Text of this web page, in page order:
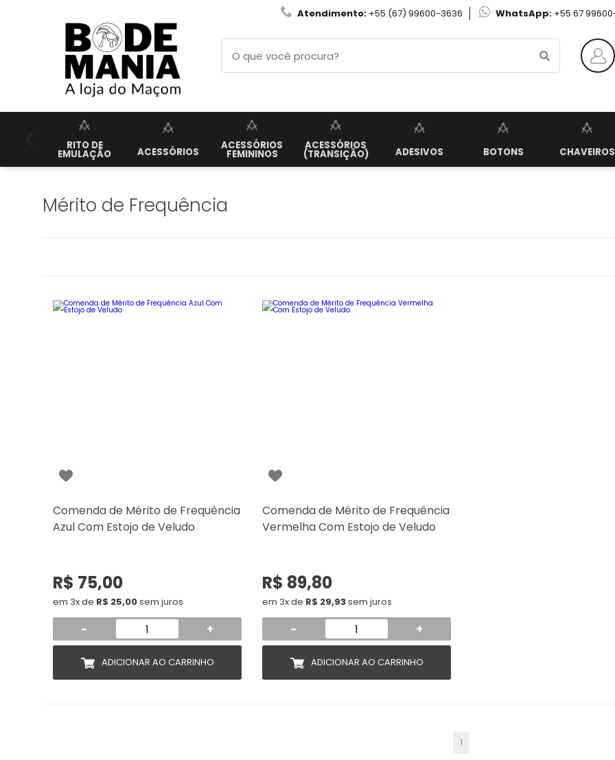
Atendimento: +55 (67) 99600-3636 WhatsApp: +55 67
RITO DE
EMULAÇÃO ACESSÓRIOS
ACESSÓRIOS
FEMININOS
ACESSÓRIOS
(TRANSIÇÃO) ADESIVOS BOTONS CHAVEIROS
Mérito de Frequência
Comenda de Mérito de Frequência
Azul Com Estojo de Veludo
R$ 75,00
em 3x de R$ 25,00sem juros
- +
ADICIONAR AO CARRINHO
Comenda de Mérito de Frequência
Vermelha Com Estojo de Veludo
R$ 89,80
em 3x de R$ 29,93sem juros
- +
ADICIONAR AO CARRINHO
1